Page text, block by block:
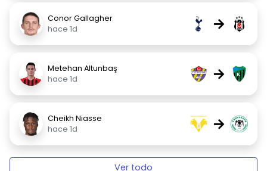
Conor Gallagher
hace 1d
→
Metehan Altunbaş
hace 1d
→
Cheikh Niasse
hace 1d
→
Ver todo